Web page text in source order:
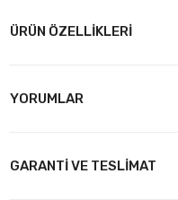
ÜRÜN ÖZELLİKLERİ
YORUMLAR
GARANTİ VE TESLİMAT